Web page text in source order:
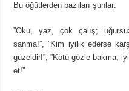
Bu öğütlerden bazıları şunlar:
”Oku, yaz, çok çalış;
sanma!”, ”Kim iyilik ederse
güzeldir!”, ”Kötü gözle bakma,
et!”